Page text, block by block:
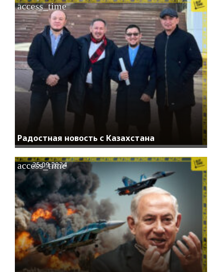
Радостная новость с Казахстана
access_time
access_time
25.09.2024